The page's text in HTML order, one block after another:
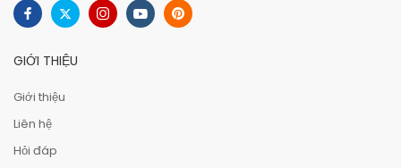
GIỚI THIỆU
Giới thiệu
Liên hệ
Hỏi đáp